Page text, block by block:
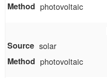
photovoltaic
solar
photovoltaic